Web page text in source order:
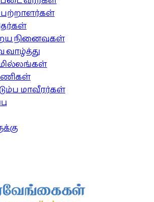
நினைவுகள்
மாவீரர்கள்